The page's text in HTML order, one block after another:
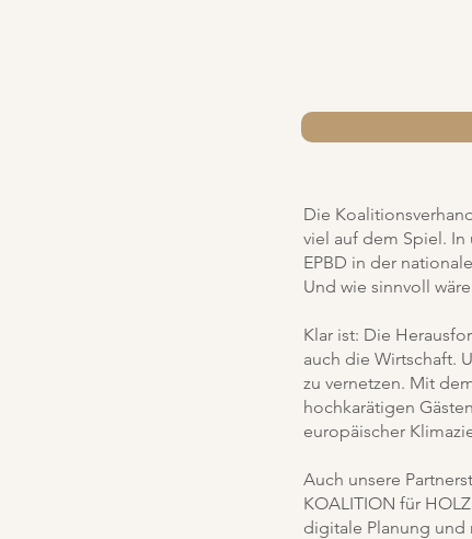
Die
viel auf dem Spiel.
EPBD in der
Und wie sinnvoll
Klar ist: Die
auch die Wirtschaft.
zu vernetzen. Mit
hochkarätigen
europäischer
Auch unsere
KOALITION für
digitale Planung und